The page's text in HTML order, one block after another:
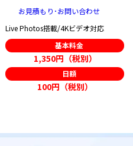
お見積もり･お問い合わせ
Live Photos搭載/4Kビデオ対応
基本料金
1,350円（税別）
日額
100円（税別）